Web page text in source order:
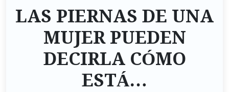
LAS PIERNAS DE UNA
MUJER PUEDEN
DECIRLA CÓMO
ESTÁ…